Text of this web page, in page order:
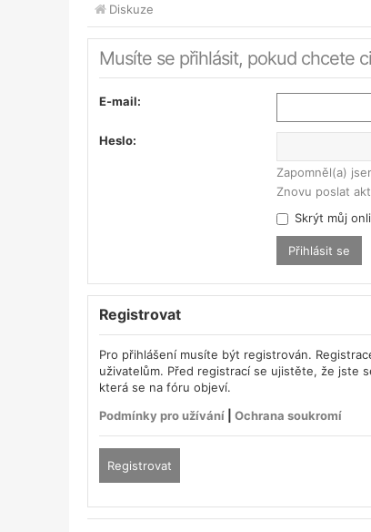
Diskuze
Musíte se přihlásit, pokud chcete
E-mail:
Heslo:
Zapomněl(a)
Znovu poslat
Skrýt můj
Registrovat
Pro přihlášení musíte být registrován.
uživatelům. Před registrací se ujistěte, že jste
která se na fóru objeví.
Podmínky pro užívání
Ochrana soukromí
Registrovat